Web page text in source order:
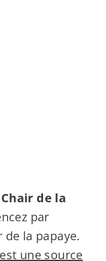
de la
par
la papaye.
une source